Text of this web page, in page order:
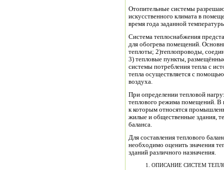
Отопительные системы
искусственного климата в
время года заданной
Система теплоснабжения
для обогрева помещений.
теплоты; 2)теплопроводы,
3) тепловые пункты,
системы потребления тепла с
тепла осуществляется с
воздуха.
При определении тепловой
теплового режима помещений.
к которым относятся
жилые и общественные здания,
баланса.
Для составления теплового
необходимо оценить значения
зданий различного назначения.
1. ОПИСАНИЕ СИСТЕМ